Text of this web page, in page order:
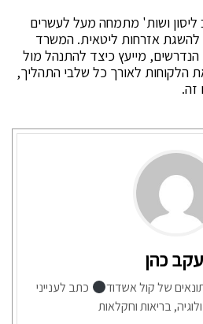
ליסון ושות' מתמחה מעל לעשרים
להשגת אזרחות ליטאית. המשרד
מייעץ כיצד להתנהל מול
הלקוחות לאורך כל שלבי התהליך,
זה.
כהן
של קול אשדוד
כתב לענייני
בריאות וחקלאות